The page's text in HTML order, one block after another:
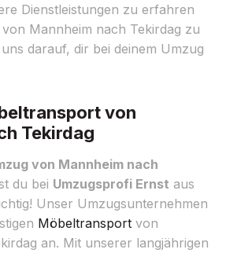
Dienstleistungen zu erfahren
Mannheim nach Tekirdag zu
darauf, dir bei deinem Umzug
von
Tekirdag
von Mannheim nach
du bei Umzugsprofi Ernst aus
Unser Umzugsunternehmen
Möbeltransport von
an. Mit unserer langjährigen